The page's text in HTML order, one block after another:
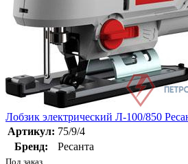
Лобзик электрический Л-100/850
Артикул: 75/9/4
Бренд:
Ресанта
Под заказ